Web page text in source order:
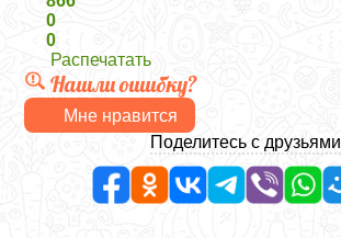
0
0
Распечатать
Нашли ошибку?
Мне нравится
Поделитесь с друзьями